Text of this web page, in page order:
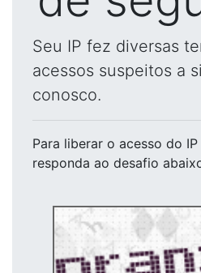
Seu IP fez diversas
acessos suspeitos a
conosco.
Para liberar o acesso do IP
responda ao desafio